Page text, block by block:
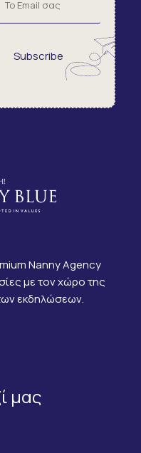
Subscribe
Nanny Agency
με τον χώρο της
εκδηλώσεων.
μας